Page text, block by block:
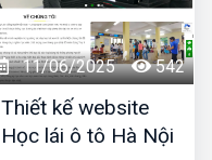
11/06/2025 542
Thiết kế website
Học lái ô tô Hà Nội